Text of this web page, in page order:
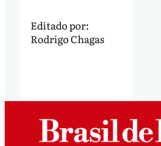
Editado por:
Rodrigo Chagas